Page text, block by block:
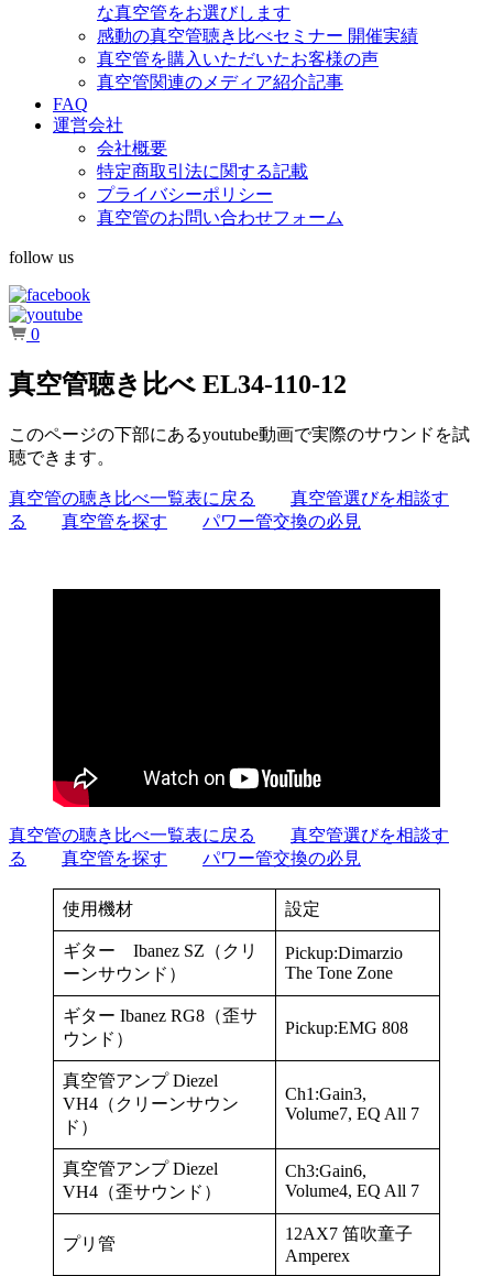
な真空管をお選びします
感動の真空管聴き比べセミナー 開催実績
真空管を購入いただいたお客様の声
真空管関連のメディア紹介記事
FAQ
運営会社
会社概要
特定商取引法に関する記載
プライバシーポリシー
真空管のお問い合わせフォーム
follow us
0
真空管聴き比べ EL34-110-12
このページの下部にあるyoutube動画で実際のサウンドを試
聴できます。
真空管の聴き比べ一覧表に戻る
真空管選びを相談す
る
真空管を探す パワー管交換の必見
真空管の聴き比べ一覧表に戻る
真空管選びを相談す
る
真空管を探す パワー管交換の必見
使用機材 設定
ギター Ibanez SZ（クリ
ーンサウンド）
Pickup:Dimarzio
The Tone Zone
ギター Ibanez RG8（歪サ
ウンド）
Pickup:EMG 808
真空管アンプ Diezel
VH4（クリーンサウン
ド）
Ch1:Gain3,
Volume7, EQ All 7
真空管アンプ Diezel
VH4（歪サウンド）
Ch3:Gain6,
Volume4, EQ All 7
プリ管
12AX7 笛吹童子
Amperex